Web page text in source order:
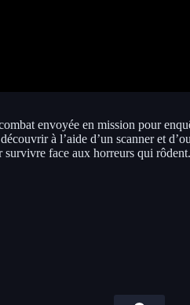
envoyée en mission pour
à l’aide d’un scanner et
survivre face aux horreurs qui rôdent.